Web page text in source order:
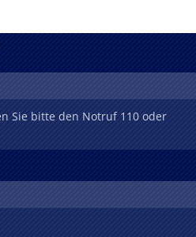
Sie bitte den Notruf 110 oder